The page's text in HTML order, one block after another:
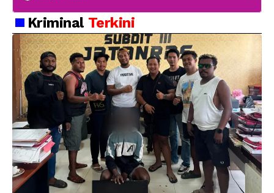
Kriminal Terkini